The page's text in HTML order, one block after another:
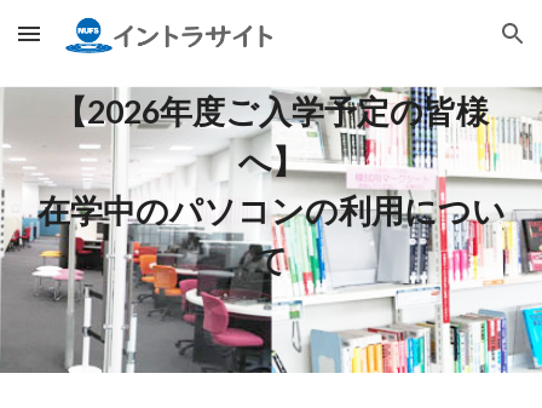
Skip to main content Skip to navigation
【2026年度ご入学予定の皆様
へ】
在学中のパソコンの利用につい
て